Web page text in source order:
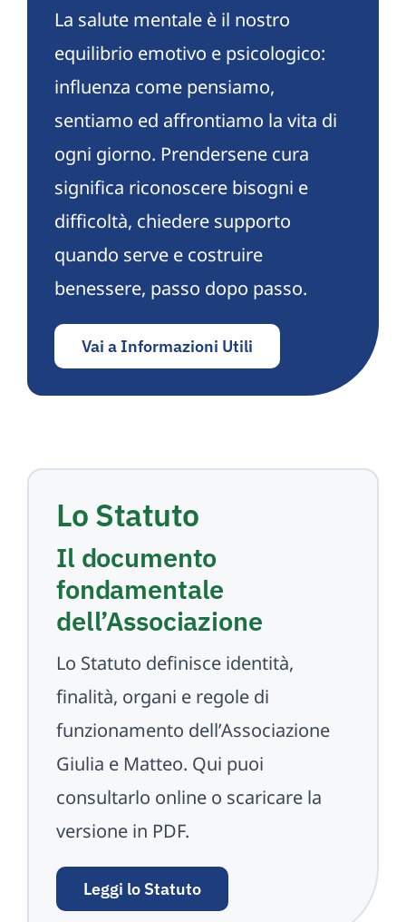
La salute mentale è il nostro
equilibrio emotivo e psicologico:
influenza come pensiamo,
sentiamo ed affrontiamo la vita di
ogni giorno. Prendersene cura
significa riconoscere bisogni e
difficoltà, chiedere supporto
quando serve e costruire
benessere, passo dopo passo.
Vai a Informazioni Utili
Lo Statuto
Il documento
fondamentale
dell’Associazione
Lo Statuto definisce identità,
finalità, organi e regole di
funzionamento dell’Associazione
Giulia e Matteo. Qui puoi
consultarlo online o scaricare la
versione in PDF.
Leggi lo Statuto